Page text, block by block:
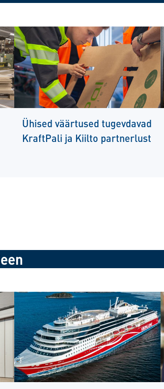
Ühised väärtused tugevdavad
KraftPali ja Kiilto partnerlust